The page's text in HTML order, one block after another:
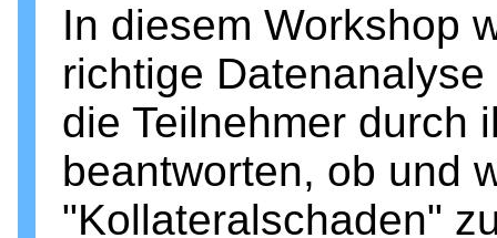
In diesem Workshop
richtige
die Teilnehmer durch
beantworten, ob und
"Kollateralschaden"